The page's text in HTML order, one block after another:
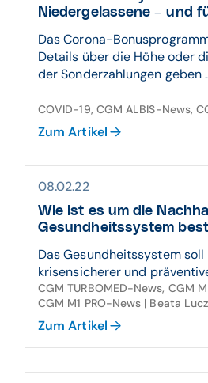
Niedergelassene – und
Das Corona-
Details über die Höhe oder
der Sonderzahlungen geben
COVID-19, CGM ALBIS-News,
Zum Artikel
08.02.22
Wie ist es um die
Gesundheitssystem
Das Gesundheitssystem
krisensicherer und
CGM TURBOMED-News, CGM
CGM M1 PRO-News | Beata
Zum Artikel